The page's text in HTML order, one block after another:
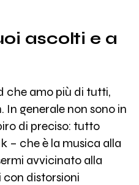
ascolti e a
che amo più di tutti,
In generale non sono in
di preciso: tutto
– che è la musica alla
avvicinato alla
con distorsioni